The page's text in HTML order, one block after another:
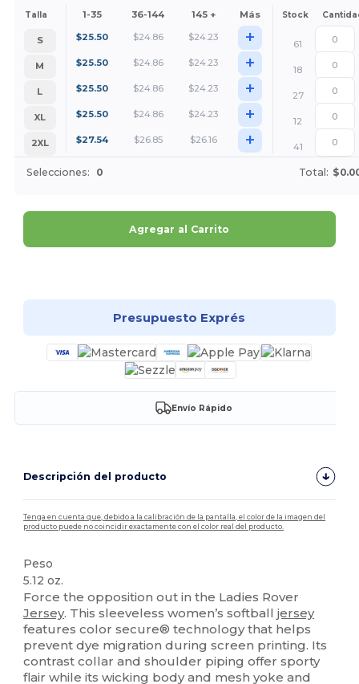
Talla 1-35 36-144 145 + Más Stock
S $25.50 $24.86 $24.23 +
61
M
$25.50 $24.86 $24.23 +
18
L
$25.50 $24.86 $24.23 +
27
XL
$25.50 $24.86 $24.23 +
12
2XL
$27.54 $26.85 $26.16 + 41
Selecciones: 0 Total:
Agregar al Carrito
Presupuesto Exprés
Envío Rápido
Descripción del producto
Tenga en cuenta que, debido a la calibración de la pantalla, el color de la imagen del
producto puede no coincidir exactamente con el color real del producto.
Peso
5.12 oz.
Force the opposition out in the Ladies Rover
Jersey. This sleeveless women’s softballjersey
features color secure® technology that helps
prevent dye migration during screen printing. Its
contrast collar and shoulder piping offer sporty
flair while its wicking body and mesh yoke and